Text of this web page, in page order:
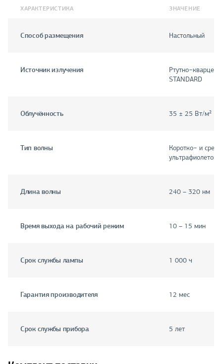
ХАРАКТЕРИСТИКА ЗНАЧЕНИЕ
Способ размещения Настольный
Источник излучения
STANDARD
Облучённость 35 ± 25 Вт/м²
Тип волны
Коротко− и
Длина волны 240 – 320 нм
Время выхода на рабочий режим 10 – 15 мин
Срок службы лампы 1 000 ч
Гарантия производителя 12 мес
Срок службы прибора 5 лет